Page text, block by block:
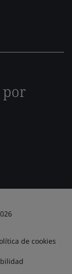
por
de cookies